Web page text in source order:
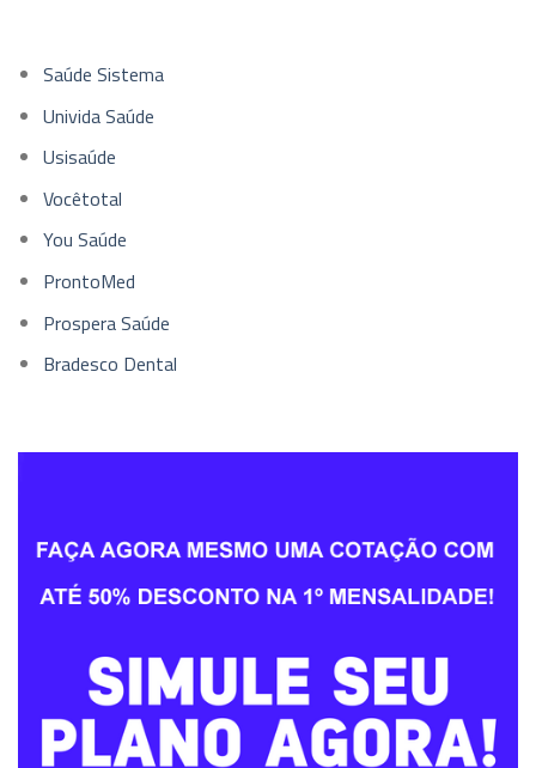
Saúde Sistema
Univida Saúde
Usisaúde
Vocêtotal
You Saúde
ProntoMed
Prospera Saúde
Bradesco Dental